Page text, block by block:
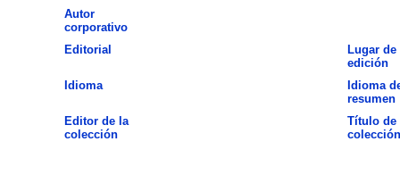
Autor
corporativo
Editorial
Lugar de
edición
Idioma
Idioma
resumen
Editor de la
colección
Título de
colección